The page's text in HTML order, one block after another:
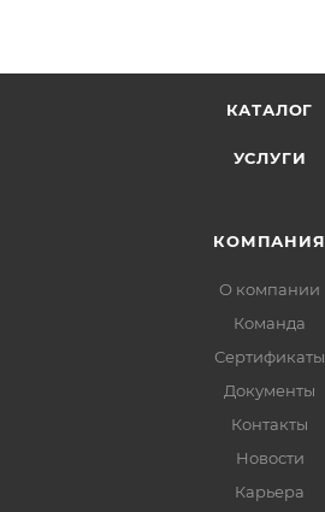
КАТАЛОГ
УСЛУГИ
КОМПАНИЯ
О компании
Команда
Сертификаты
Документы
Контакты
Новости
Карьера